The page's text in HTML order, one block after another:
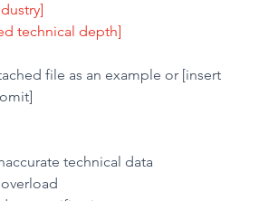
technical depth]
file as an example or [insert
technical data